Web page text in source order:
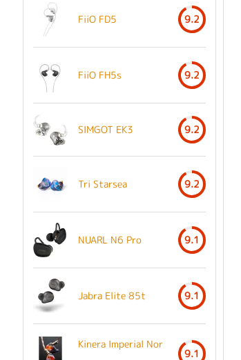
FiiO FD5 9.2
FiiO FH5s 9.2
SIMGOT EK3 9.2
Tri Starsea 9.2
NUARL N6 Pro 9.1
Jabra Elite 85t 9.1
Kinera Imperial Nor
9.1